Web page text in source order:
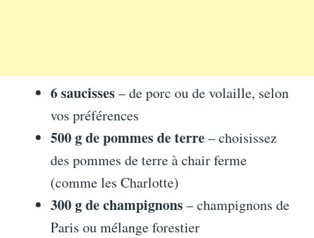
6 saucisses– de porc ou de volaille, selon
vos préférences
500 g de pommes de terre– choisissez
des pommes de terre à chair ferme
(comme les Charlotte)
300 g de champignons– champignons de
Paris ou mélange forestier